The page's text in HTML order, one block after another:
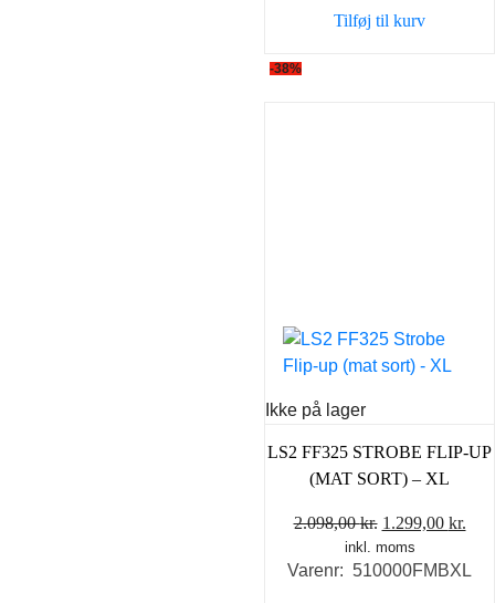
2.098,00 kr..
Tilføj til kurv
-38%
Ikke på lager
LS2 FF325 STROBE FLIP-UP
(MAT SORT) – XL
2.098,00kr. Den
oprindelige
pris
1.299,00 kr.
pris
inkl. moms
Varenr: 510000FMBXL